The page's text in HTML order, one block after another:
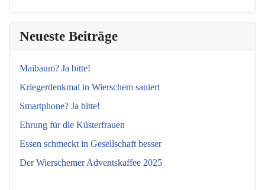
Neueste Beiträge
Maibaum? Ja bitte!
Kriegerdenkmal in Wierschem saniert
Smartphone? Ja bitte!
Ehrung für die Küsterfrauen
Essen schmeckt in Gesellschaft besser
Der Wierschemer Adventskaffee 2025